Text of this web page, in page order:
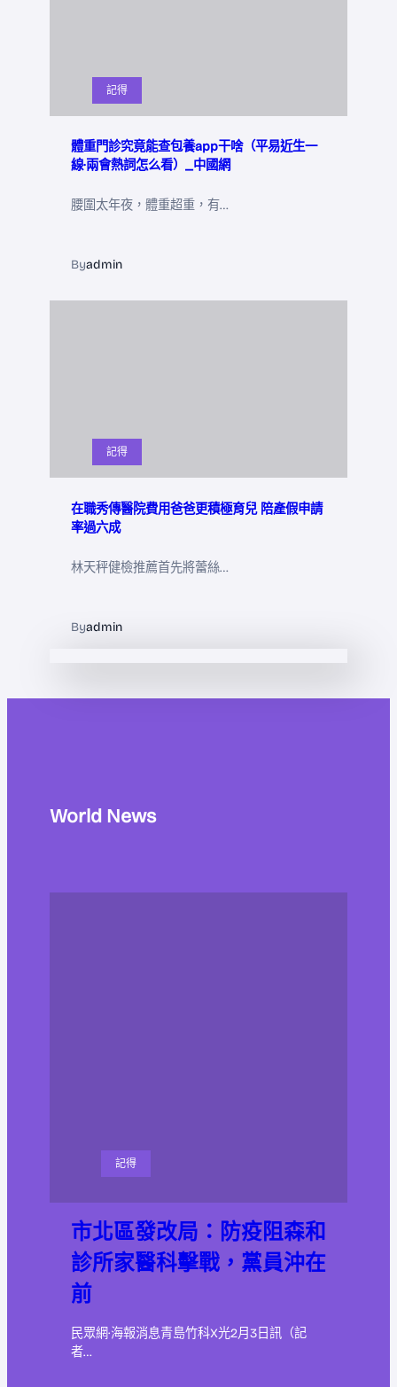
記得
體重門診究竟能查包養app干啥（平易近生一
線·兩會熱詞怎么看）_中國網
腰圍太年夜，體重超重，有…
Byadmin
記得
在職秀傳醫院費用爸爸更積極育兒 陪產假申請
率過六成
林天秤健檢推薦首先將蕾絲…
Byadmin
World News
記得
市北區發改局：防疫阻森和
診所家醫科擊戰，黨員沖在
前
民眾網·海報消息青島竹科X光2月3日訊（記
者…